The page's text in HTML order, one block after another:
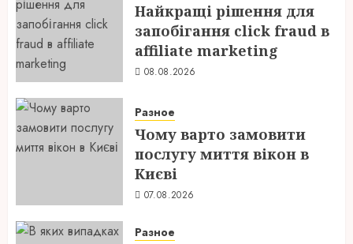
Найкращі рішення для
запобігання click fraud в
affiliate marketing
08.08.2026
Разное
Чому варто замовити
послугу миття вікон в
Києві
07.08.2026
Разное